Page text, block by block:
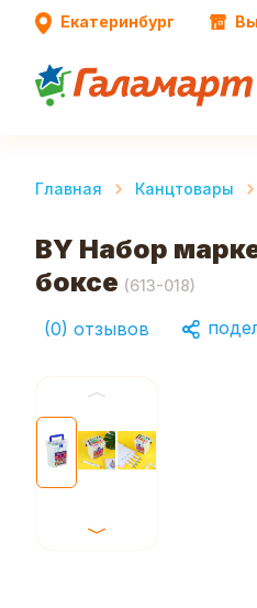
Екатеринбург
Главная Канцтовары
BY Набор
боксе (613-018)
(0) отзывов